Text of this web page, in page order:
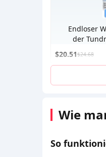
Endloser
der
$20.51$24.68
Wie
So